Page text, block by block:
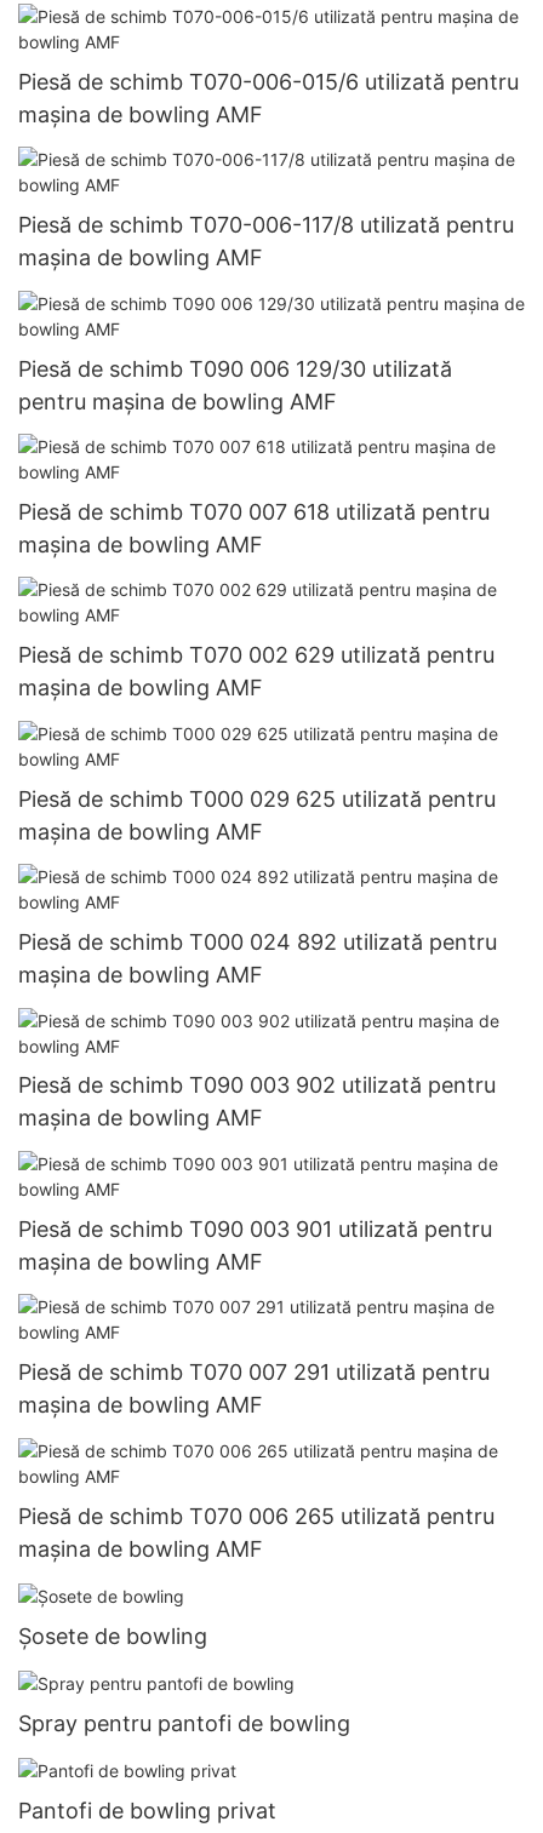
Piesă de schimb T070-006-015/6 utilizată pentru
mașina de bowling AMF
Piesă de schimb T070-006-117/8 utilizată pentru
mașina de bowling AMF
Piesă de schimb T090 006 129/30 utilizată
pentru mașina de bowling AMF
Piesă de schimb T070 007 618 utilizată pentru
mașina de bowling AMF
Piesă de schimb T070 002 629 utilizată pentru
mașina de bowling AMF
Piesă de schimb T000 029 625 utilizată pentru
mașina de bowling AMF
Piesă de schimb T000 024 892 utilizată pentru
mașina de bowling AMF
Piesă de schimb T090 003 902 utilizată pentru
mașina de bowling AMF
Piesă de schimb T090 003 901 utilizată pentru
mașina de bowling AMF
Piesă de schimb T070 007 291 utilizată pentru
mașina de bowling AMF
Piesă de schimb T070 006 265 utilizată pentru
mașina de bowling AMF
Șosete de bowling
Spray pentru pantofi de bowling
Pantofi de bowling privat